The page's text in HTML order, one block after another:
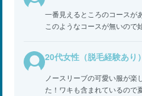
一番見えるところのコースが
このようなコースが無いので
20代女性（脱毛経験あり）
ノースリーブの可愛い服が楽
た！ワキも含まれているので